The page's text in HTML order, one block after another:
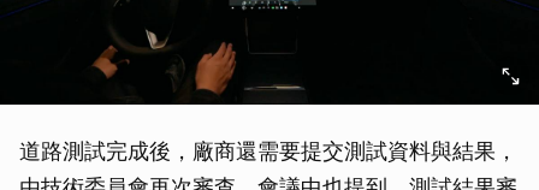
道路測試完成後，廠商還需要提交測試資料與結果，